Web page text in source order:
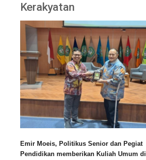
Kerakyatan
Emir Moeis, Politikus Senior dan Pegiat
Pendidikan memberikan Kuliah Umum di